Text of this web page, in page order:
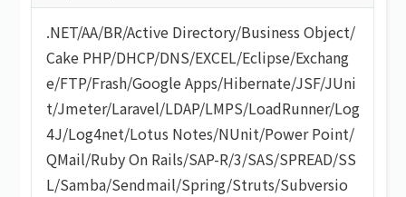
.NET/AA/BR/Active Directory/Business Object/
Cake PHP/DHCP/DNS/EXCEL/Eclipse/Exchang
e/FTP/Frash/Google Apps/Hibernate/JSF/JUni
t/Jmeter/Laravel/LDAP/LMPS/LoadRunner/Log
4J/Log4net/Lotus Notes/NUnit/Power Point/
QMail/Ruby On Rails/SAP-R/3/SAS/SPREAD/SS
L/Samba/Sendmail/Spring/Struts/Subversio